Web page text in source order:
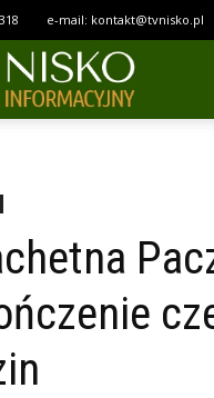
e-mail: kontakt@tvnisko.pl